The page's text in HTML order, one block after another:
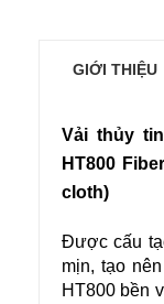
GIỚI THIỆU
Vải thủy
HT800
cloth)
Được cấu
mịn, tạo
HT800 bền